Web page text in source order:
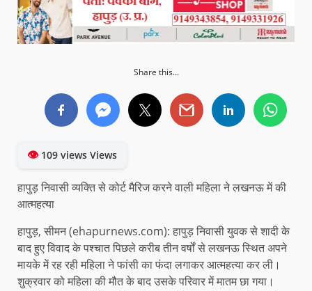
Share this...
👁109 views Views
हापुड़ निवासी व्यक्ति से कोर्ट मैरिज करने वाली महिला ने लखनऊ में की
आत्महत्या
हापुड़, सीमन (ehapurnews.com): हापुड़ निवासी युवक से शादी के
बाद हुए विवाद के पश्चात पिछले करीब तीन वर्षों से लखनऊ स्थित अपने
मायके में रह रही महिला ने फांसी का फंदा लगाकर आत्महत्या कर ली।
शुक्रवार को महिला की मौत के बाद उसके परिवार में मातम छा गया।